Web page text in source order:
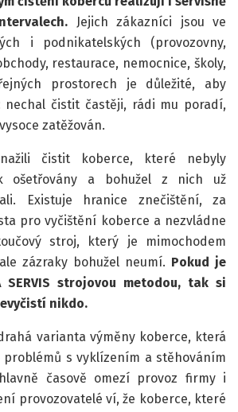
Jejich zákazníci jsou ve
i podnikatelských (provozovny,
restaurace, nemocnice, školy,
prostorech je důležité, aby
nechal čistit častěji, rádi mu poradí,
zatěžován.
čistit koberce, které nebyly
ošetřovány a bohužel z nich už
Existuje hranice znečištění, za
pro vyčištění koberce a nezvládne
stroj, který je mimochodem
zázraky bohužel neumí. Pokud je
strojovou metodou, tak si
nikdo.
varianta výměny koberce, která
problémů s vyklízením a stěhováním
časově omezí provoz firmy i
provozovatelé ví, že koberce, které